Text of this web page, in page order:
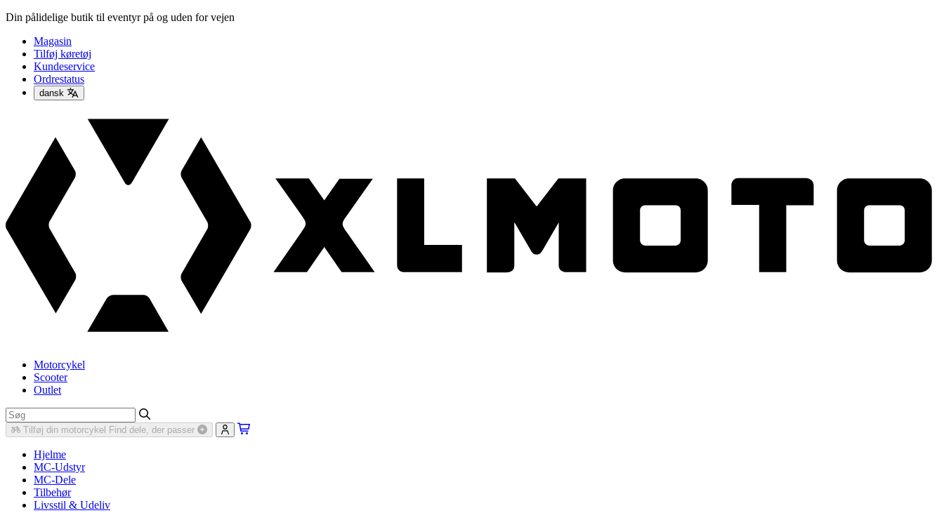
Din pålidelige butik til eventyr på og uden for vejen
Magasin
Tilføj køretøj
Kundeservice
Ordrestatus
dansk
Motorcykel
Scooter
Outlet
Tilføj din motorcykel Find dele, der passer
Hjelme
MC-Udstyr
MC-Dele
Tilbehør
Livsstil & Udeliv